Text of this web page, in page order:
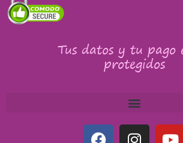
Tus datos y tu pago
protegidos